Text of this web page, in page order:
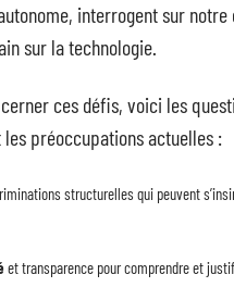
interrogent sur
sur la technologie.
ces défis, voici les
préoccupations actuelles :
structurelles qui peuvent
et transparence pour comprendre et